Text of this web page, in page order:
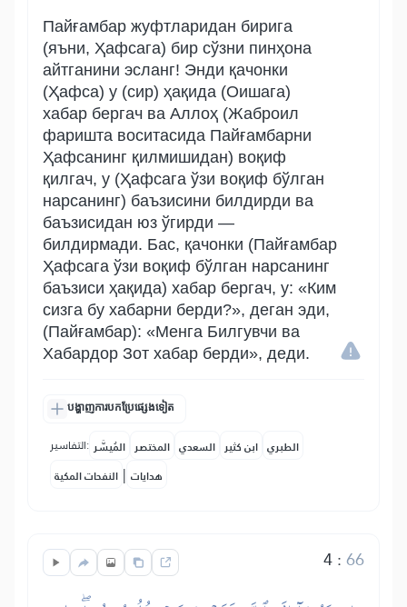
Пайғамбар жуфтларидан бирига
(яъни, Ҳафсага) бир сўзни пинҳона
айтганини эсланг! Энди қачонки
(Ҳафса) у (сир) ҳақида (Оишага)
хабар бергач ва Аллоҳ (Жаброил
фаришта воситасида Пайғамбарни
Ҳафсанинг қилмишидан) воқиф
қилгач, у (Ҳафсага ўзи воқиф бўлган
нарсанинг) баъзисини билдирди ва
баъзисидан юз ўгирди —
билдирмади. Бас, қачонки (Пайғамбар
Ҳафсага ўзи воқиф бўлган нарсанинг
баъзиси ҳақида) хабар бергач, у: «Ким
сизга бу хабарни берди?», деган эди,
(Пайғамбар): «Менга Билгувчи ва
Хабардор Зот хабар берди», деди.
បង្ហាញការបកប្រែផ្សេងទៀត
التفاسير: المُيسَّر المختصر السعدي ابن كثير الطبري
النفحات المكية | هدايات
4:66